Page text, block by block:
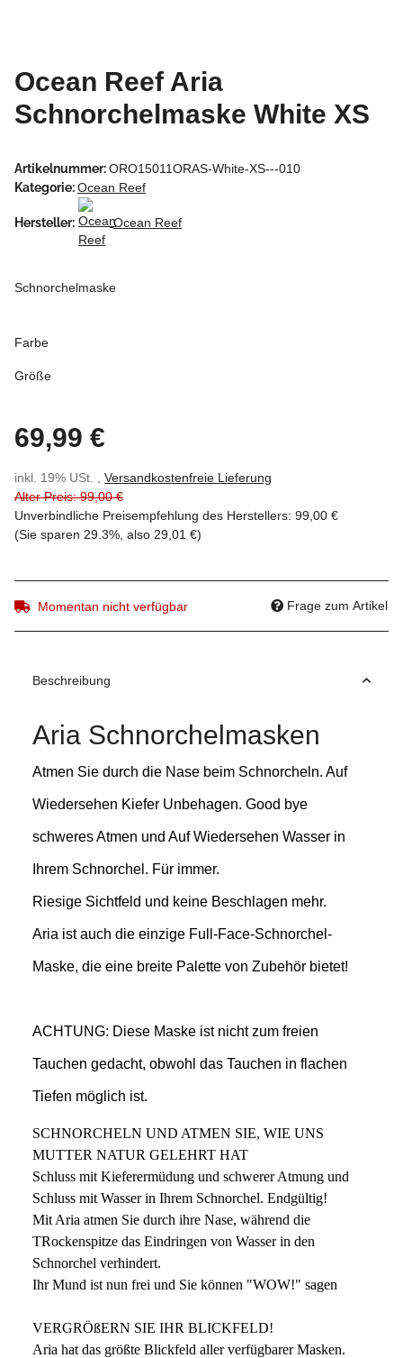
Ocean Reef Aria
Schnorchelmaske White XS
Artikelnummer:ORO15011ORAS-White-XS---010
Kategorie:Ocean Reef
Hersteller: Ocean Reef
Schnorchelmaske
Farbe
Größe
69,99 €
inkl. 19% USt. , Versandkostenfreie Lieferung
Alter Preis: 99,00 €
Unverbindliche Preisempfehlung des Herstellers: 99,00 €
(Sie sparen 29.3% , also 29,01 €)
Momentan nicht verfügbar Frage zum Artikel
Beschreibung
Aria Schnorchelmasken
Atmen Sie durch die Nase beim Schnorcheln. Auf
Wiedersehen Kiefer Unbehagen. Good bye
schweres Atmen und Auf Wiedersehen Wasser in
Ihrem Schnorchel. Für immer.
Riesige Sichtfeld und keine Beschlagen mehr.
Aria ist auch die einzige Full-Face-Schnorchel-
Maske, die eine breite Palette von Zubehör bietet!
ACHTUNG: Diese Maske ist nicht zum freien
Tauchen gedacht, obwohl das Tauchen in flachen
Tiefen möglich ist.
SCHNORCHELN UND ATMEN SIE, WIE UNS
MUTTER NATUR GELEHRT HAT
Schluss mit Kieferermüdung und schwerer Atmung und
Schluss mit Wasser in Ihrem Schnorchel. Endgültig!
Mit Aria atmen Sie durch ihre Nase, während die
TRockenspitze das Eindringen von Wasser in den
Schnorchel verhindert.
Ihr Mund ist nun frei und Sie können "WOW!" sagen
VERGRÖßERN SIE IHR BLICKFELD!
Aria hat das größte Blickfeld aller verfügbarer Masken.